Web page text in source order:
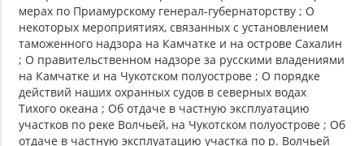
мерах по Приамурскому генерал-губернаторству ; О
некоторых мероприятиях, связанных с установлением
таможенного надзора на Камчатке и на острове Сахалин
; О правительственном надзоре за русскими владениями
на Камчатке и на Чукотском полуострове ; О порядке
действий наших охранных судов в северных водах
Тихого океана ; Об отдаче в частную эксплуатацию
участков по реке Волчьей, на Чукотском полуострове ; Об
отдаче в частную эксплуатацию участка по р. Волчьей